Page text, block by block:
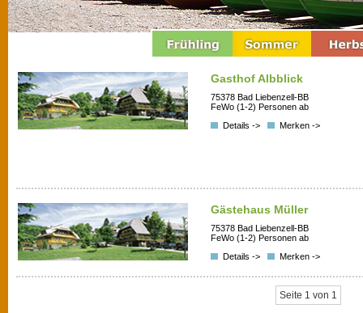
Gasthof Albblick
75378 Bad Liebenzell-BB
FeWo (1-2) Personen ab
Details ->
Merken ->
Gästehaus Müller
75378 Bad Liebenzell-BB
FeWo (1-2) Personen ab
Details ->
Merken ->
Seite 1 von 1